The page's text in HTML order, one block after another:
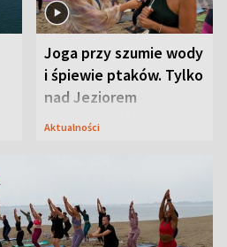
Joga przy szumie wody
i śpiewie ptaków. Tylko
nad Jeziorem
Tarnobrzeskim
Aktualności